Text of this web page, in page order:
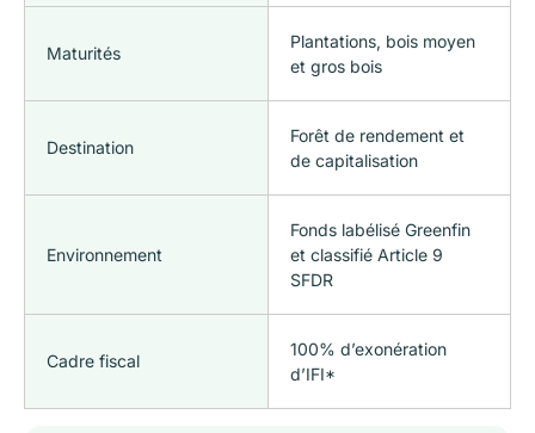
Maturités
Plantations, bois moyen
et gros bois
Destination
Forêt de rendement et
de capitalisation
Environnement
Fonds labélisé Greenfin
et classifié Article 9
SFDR
Cadre fiscal
100% d’exonération
d’IFI*